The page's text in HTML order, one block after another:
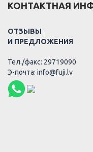
КОНТАКТНАЯ
ОТЗЫВЫ
И ПРЕДЛОЖЕНИЯ
Тел./факс: 29719090
Э-почта: info@fuji.lv